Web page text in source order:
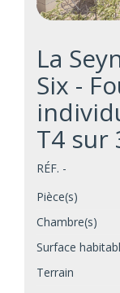
La
Six -
T4 sur
RÉF. -
Pièce(s)
Chambre(s)
Surface
Terrain